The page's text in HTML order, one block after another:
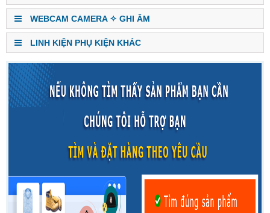
WEBCAM CAMERA ✧ GHI ÂM
LINH KIỆN PHỤ KIỆN KHÁC